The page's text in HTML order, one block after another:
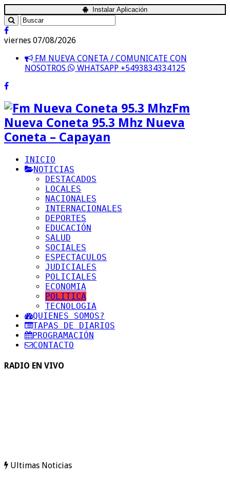
Instalar Aplicación
viernes 07/08/2026
FM NUEVA CONETA / COMUNICATE CON
NOSOTROS
WHATSAPP +5493834334125
Fm
Nueva Coneta 95.3 Mhz Nueva
Coneta – Capayan
INICIO
NOTICIAS
DESTACADOS
LOCALES
NACIONALES
INTERNACIONALES
DEPORTES
EDUCACIÓN
SALUD
SOCIALES
ESPECTACULOS
JUDICIALES
POLICIALES
ECONOMIA
POLITICA
TECNOLOGIA
QUIENES SOMOS?
TAPAS DE DIARIOS
PROGRAMACIÓN
CONTACTO
RADIO EN VIVO
Ultimas Noticias